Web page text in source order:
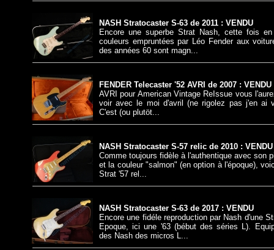
NASH Stratocaster S-63 de 2011 : VENDU
Encore une superbe Strat Nash, cette fois
couleurs empruntées par Léo Fender aux
des années 60 sont magn...
FENDER Telecaster '52 AVRI de 2007 : VENDU
AVRI pour American Vintage ReIssue vous
voir avec le moi d'avril (ne rigolez pas j'en ai
C'est (ou plutöt...
NASH Stratocaster S-57 relic de 2010 : VENDU
Comme toujours fidèle à l'authentique avec son
et la couleur "salmon" (en option à l'époque),
Strat '57 rel...
NASH Stratocaster S-63 de 2017 : VENDU
Encore une fidéle reproduction par Nash d'une
Epoque, ici une '63 (bébut des séries L).
des Nash des micros L...